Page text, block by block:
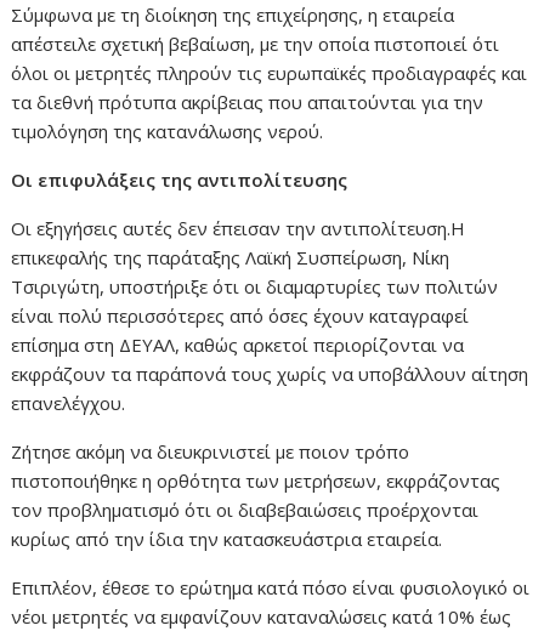
Σύμφωνα με τη διοίκηση της επιχείρησης, η εταιρεία
απέστειλε σχετική βεβαίωση, με την οποία πιστοποιεί ότι
όλοι οι μετρητές πληρούν τις ευρωπαϊκές προδιαγραφές και
τα διεθνή πρότυπα ακρίβειας που απαιτούνται για την
τιμολόγηση της κατανάλωσης νερού.
Οι επιφυλάξεις της αντιπολίτευσης
Οι εξηγήσεις αυτές δεν έπεισαν την αντιπολίτευση.Η
επικεφαλής της παράταξης Λαϊκή Συσπείρωση, Νίκη
Τσιριγώτη, υποστήριξε ότι οι διαμαρτυρίες των πολιτών
είναι πολύ περισσότερες από όσες έχουν καταγραφεί
επίσημα στη ΔΕΥΑΛ, καθώς αρκετοί περιορίζονται να
εκφράζουν τα παράπονά τους χωρίς να υποβάλλουν αίτηση
επανελέγχου.
Ζήτησε ακόμη να διευκρινιστεί με ποιον τρόπο
πιστοποιήθηκε η ορθότητα των μετρήσεων, εκφράζοντας
τον προβληματισμό ότι οι διαβεβαιώσεις προέρχονται
κυρίως από την ίδια την κατασκευάστρια εταιρεία.
Επιπλέον, έθεσε το ερώτημα κατά πόσο είναι φυσιολογικό οι
νέοι μετρητές να εμφανίζουν καταναλώσεις κατά 10% έως